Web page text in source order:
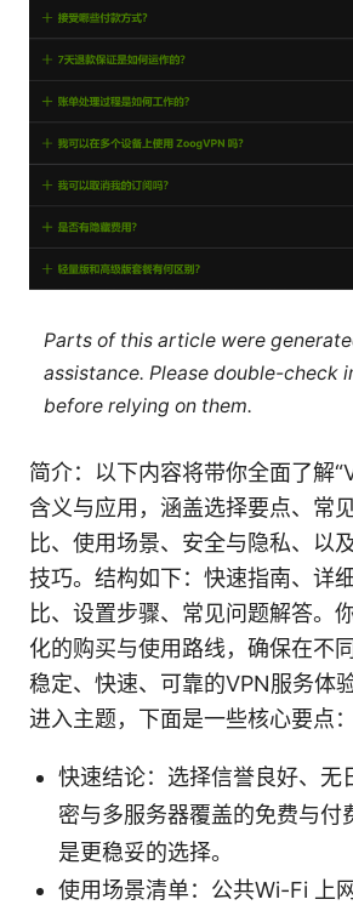
Parts of this article were
assistance. Please double-check
before relying on them.
简介：以下内容将带你全面了解
含义与应用，涵盖选择要点、常
比、使用场景、安全与隐私、以
技巧。结构如下：快速指南、详
比、设置步骤、常见问题解答。
化的购买与使用路线，确保在不
稳定、快速、可靠的VPN服务体
进入主题，下面是一些核心要点：
快速结论：选择信誉良好、无
密与多服务器覆盖的免费与付
是更稳妥的选择。
使用场景清单：公共Wi-Fi 上